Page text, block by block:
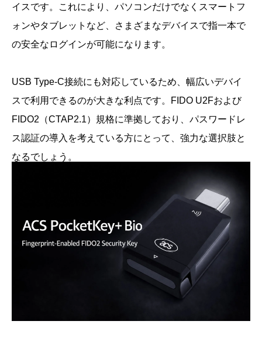
イスです。これにより、パソコンだけでなくスマートフ
ォンやタブレットなど、さまざまなデバイスで指一本で
の安全なログインが可能になります。
USB Type-C接続にも対応しているため、幅広いデバイ
スで利用できるのが大きな利点です。FIDO U2Fおよび
FIDO2（CTAP2.1）規格に準拠しており、パスワードレ
ス認証の導入を考えている方にとって、強力な選択肢と
なるでしょう。